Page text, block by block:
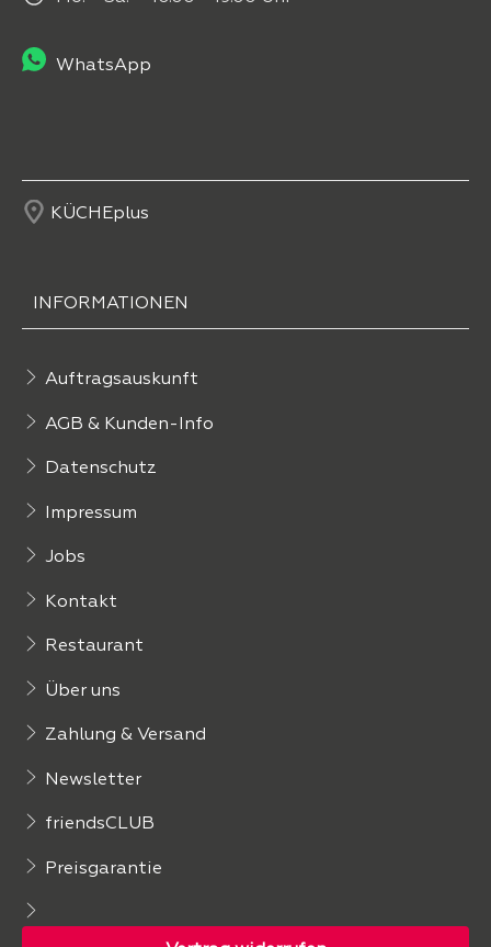
WhatsApp
KÜCHEplus
INFORMATIONEN
Auftragsauskunft
AGB & Kunden-Info
Datenschutz
Impressum
Jobs
Kontakt
Restaurant
Über uns
Zahlung & Versand
Newsletter
friendsCLUB
Preisgarantie